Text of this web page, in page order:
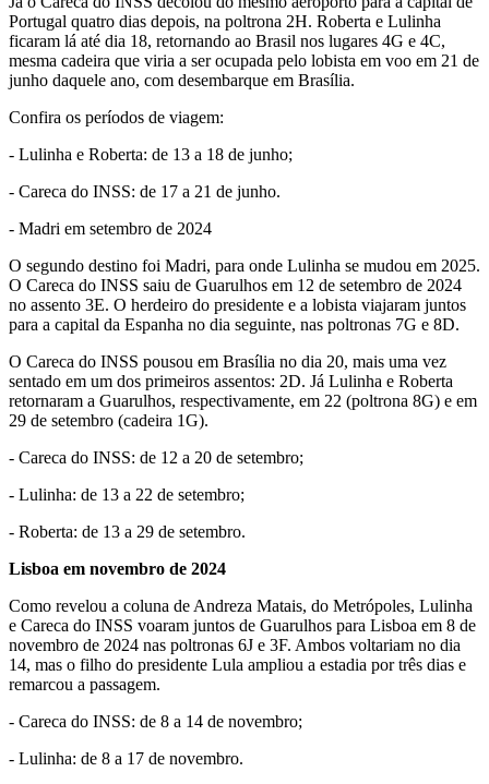
Portugal quatro dias depois, na poltrona 2H. Roberta e Lulinha
ficaram lá até dia 18, retornando ao Brasil nos lugares 4G e 4C,
mesma cadeira que viria a ser ocupada pelo lobista em voo em 21 de
junho daquele ano, com desembarque em Brasília.
Confira os períodos de viagem:
- Lulinha e Roberta: de 13 a 18 de junho;
- Careca do INSS: de 17 a 21 de junho.
- Madri em setembro de 2024
O segundo destino foi Madri, para onde Lulinha se mudou em 2025.
O Careca do INSS saiu de Guarulhos em 12 de setembro de 2024
no assento 3E. O herdeiro do presidente e a lobista viajaram juntos
para a capital da Espanha no dia seguinte, nas poltronas 7G e 8D.
O Careca do INSS pousou em Brasília no dia 20, mais uma vez
sentado em um dos primeiros assentos: 2D. Já Lulinha e Roberta
retornaram a Guarulhos, respectivamente, em 22 (poltrona 8G) e em
29 de setembro (cadeira 1G).
- Careca do INSS: de 12 a 20 de setembro;
- Lulinha: de 13 a 22 de setembro;
- Roberta: de 13 a 29 de setembro.
Lisboa em novembro de 2024
Como revelou a coluna de Andreza Matais, do Metrópoles, Lulinha
e Careca do INSS voaram juntos de Guarulhos para Lisboa em 8 de
novembro de 2024 nas poltronas 6J e 3F. Ambos voltariam no dia
14, mas o filho do presidente Lula ampliou a estadia por três dias e
remarcou a passagem.
- Careca do INSS: de 8 a 14 de novembro;
- Lulinha: de 8 a 17 de novembro.